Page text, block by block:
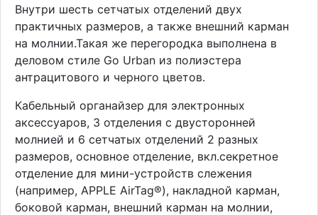
Внутри шесть сетчатых отделений двух
практичных размеров, а также внешний карман
на молнии.Такая же перегородка выполнена в
деловом стиле Go Urban из полиэстера
антрацитового и черного цветов.
Кабельный органайзер для электронных
аксессуаров, 3 отделения с двусторонней
молнией и 6 сетчатых отделений 2 разных
размеров, основное отделение, вкл.секретное
отделение для мини-устройств слежения
(например, APPLE AirTag®), накладной карман,
боковой карман, внешний карман на молнии,